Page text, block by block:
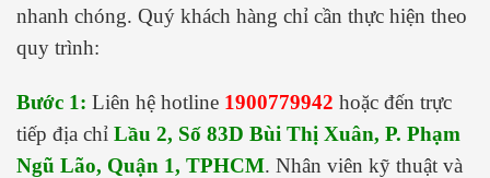
nhanh chóng. Quý khách hàng chỉ cần thực hiện theo
quy trình:
Bước 1: Liên hệ hotline 1900779942 hoặc đến trực
tiếp địa chỉ Lầu 2, Số 83D Bùi Thị Xuân, P. Phạm
Ngũ Lão, Quận 1, TPHCM. Nhân viên kỹ thuật và